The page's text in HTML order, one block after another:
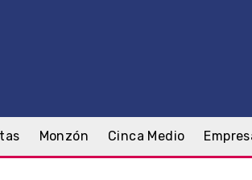
Monzón Cinca Medio